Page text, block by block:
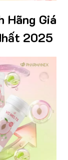
Hãng Giá
2025